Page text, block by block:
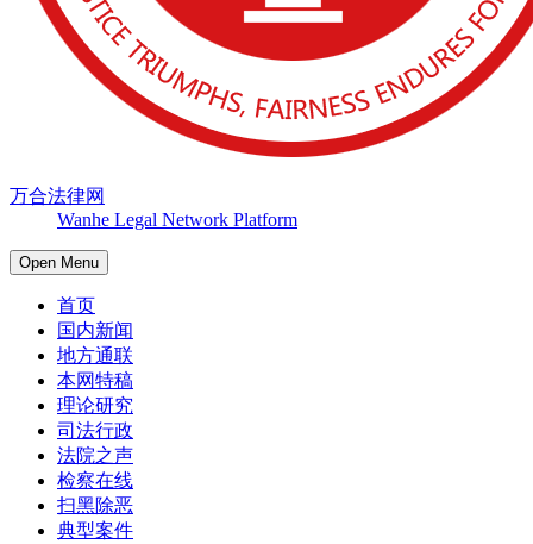
万合法律网
Wanhe Legal Network Platform
Open Menu
首页
国内新闻
地方通联
本网特稿
理论研究
司法行政
法院之声
检察在线
扫黑除恶
典型案件